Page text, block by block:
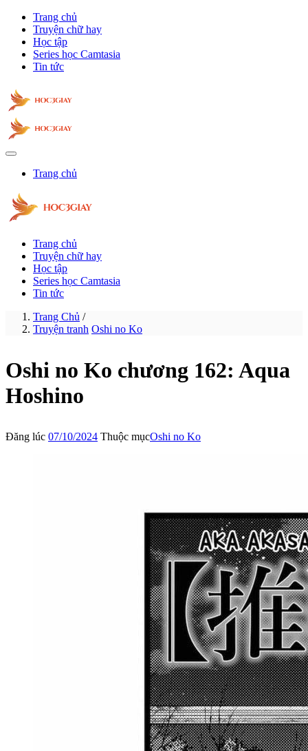
Trang chủ
Truyện chữ hay
Học tập
Series học Camtasia
Tin tức
Trang chủ
Trang chủ
Truyện chữ hay
Học tập
Series học Camtasia
Tin tức
Trang Chủ /
Truyện tranh Oshi no Ko
Oshi no Ko chương 162: Aqua
Hoshino
Đăng lúc 07/10/2024 Thuộc mụcOshi no Ko